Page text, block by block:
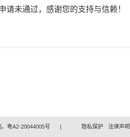
请未通过，感谢您的支持与信赖！
粤A2-20044005号 | 隐私保护 法律声明